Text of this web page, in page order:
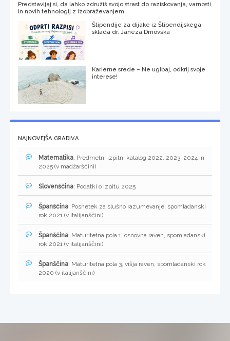
Predstavljaj si, da lahko združiš svojo strast do raziskovanja, varnosti
in novih tehnologij z izobraževanjem
Štipendije za dijake iz Štipendijskega
sklada dr. Janeza Drnovška
Karierne srede – Ne ugibaj, odkrij svoje
interese!
NAJNOVEJŠA GRADIVA
Matematika: Predmetni izpitni katalog 2022, 2023, 2024 in
2025 (v madžarščini)
Slovenščina: Podatki o izpitu 2025
Španščina: Posnetek za slušno razumevanje, spomladanski
rok 2021 (v italijanščini)
Španščina: Maturitetna pola 1, osnovna raven, spomladanski
rok 2021 (v italijanščini)
Španščina: Maturitetna pola 3, višja raven, spomladanski rok
2020 (v italijanščini)